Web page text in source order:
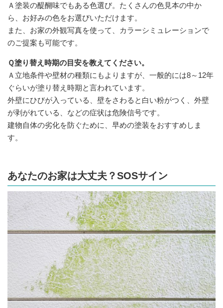
Ａ塗装の醍醐味でもある色選び。たくさんの色見本の中か
ら、お好みの色をお選びいただけます。
また、お家の外観写真を使って、カラーシミュレーションで
のご提案も可能です。
Ｑ塗り替え時期の目安を教えてください。
Ａ立地条件や壁材の種類にもよりますが、一般的には8～12年
ぐらいが塗り替え時期と言われています。
外壁にひびが入っている、壁をさわると白い粉がつく、外壁
が剥がれている、などの症状は危険信号です。
建物自体の劣化を防ぐために、早めの塗装をおすすめしま
す。
あなたのお家は大丈夫？SOSサイン